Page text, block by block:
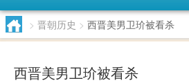
> 晋朝历史 > 西晋美男卫玠被看杀
西晋美男卫玠被看杀